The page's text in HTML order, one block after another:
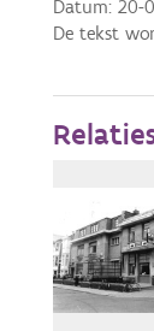
Datum:20-
De tekst